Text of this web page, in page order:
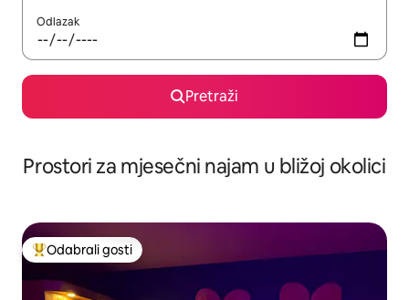
Odlazak
Pretraži
Prostori za mjesečni najam u bližoj okolici
Među najviše rangiranima s oznakom „Odabrali gosti”
Odabrali gosti